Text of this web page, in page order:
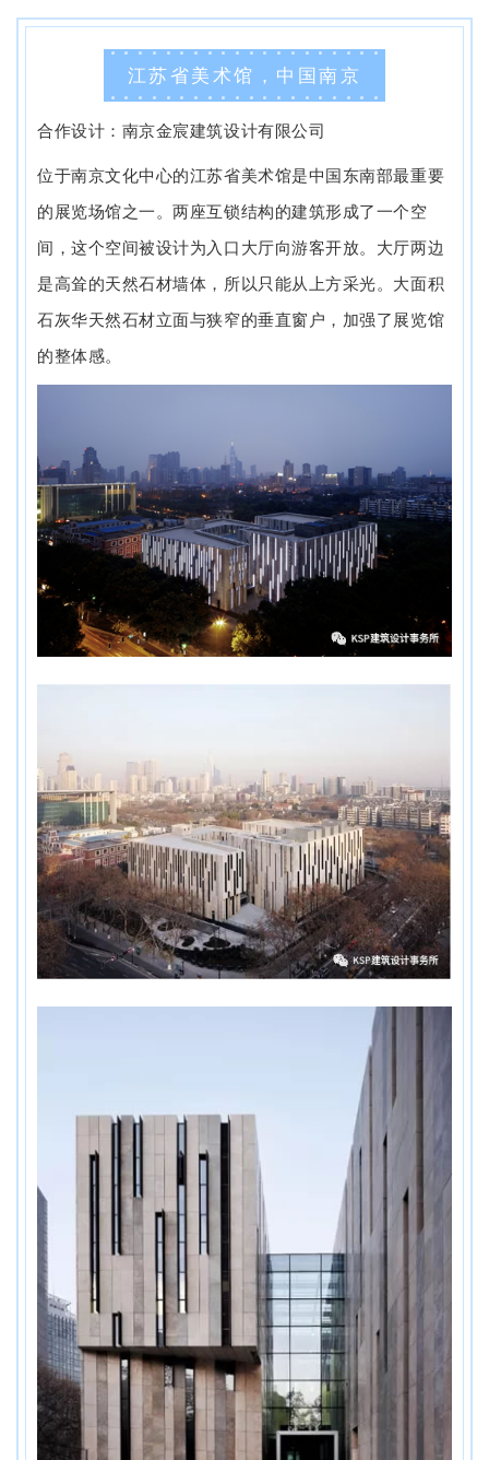
江苏省美术馆，中国南京
合作设计：南京金宸建筑设计有限公司
位于南京文化中心的江苏省美术馆是中国东南部最重要
的展览场馆之一。两座互锁结构的建筑形成了一个空
间，这个空间被设计为入口大厅向游客开放。大厅两边
是高耸的天然石材墙体，所以只能从上方采光。大面积
石灰华天然石材立面与狭窄的垂直窗户，加强了展览馆
的整体感。